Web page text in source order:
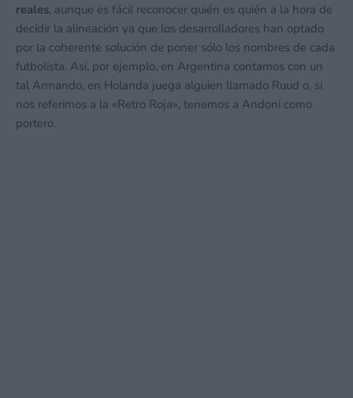
reales, aunque es fácil reconocer quién es quién a la hora de
decidir la alineación ya que los desarrolladores han optado
por la coherente solución de poner sólo los nombres de cada
futbolista. Así, por ejemplo, en Argentina contamos con un
tal Armando, en Holanda juega alguien llamado Ruud o, si
nos referimos a la «Retro Roja», tenemos a Andoni como
portero.